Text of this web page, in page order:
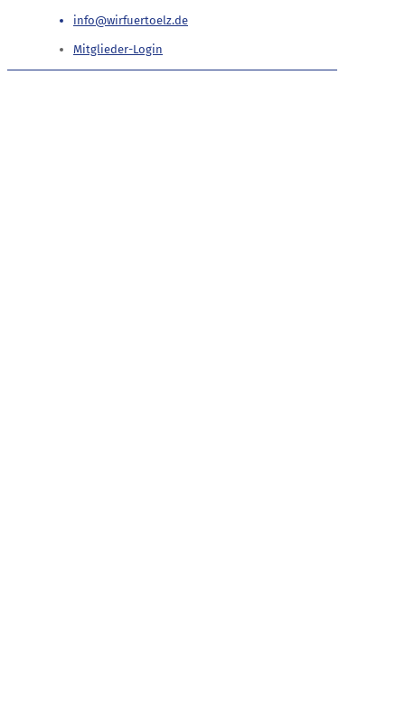
info@wirfuertoelz.de
Mitglieder-Login